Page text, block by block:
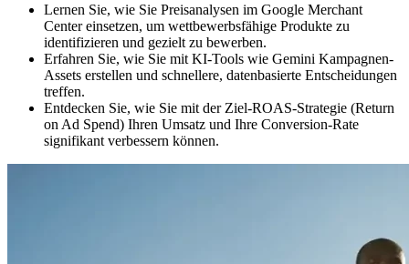
Lernen Sie, wie Sie Preisanalysen im Google Merchant
Center einsetzen, um wettbewerbsfähige Produkte zu
identifizieren und gezielt zu bewerben.
Erfahren Sie, wie Sie mit KI-Tools wie Gemini Kampagnen-
Assets erstellen und schnellere, datenbasierte Entscheidungen
treffen.
Entdecken Sie, wie Sie mit der Ziel-ROAS-Strategie (Return
on Ad Spend) Ihren Umsatz und Ihre Conversion-Rate
signifikant verbessern können.